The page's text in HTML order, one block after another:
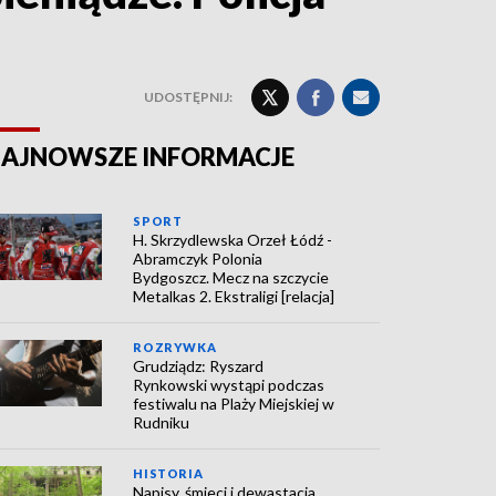
UDOSTĘPNIJ:
INFORMACJE
SPORT
H. Skrzydlewska Orzeł Łódź -
Abramczyk Polonia
Bydgoszcz. Mecz na szczycie
Metalkas 2. Ekstraligi [relacja]
ROZRYWKA
Grudziądz: Ryszard
Rynkowski wystąpi podczas
festiwalu na Plaży Miejskiej w
Rudniku
HISTORIA
Napisy, śmieci i dewastacja.